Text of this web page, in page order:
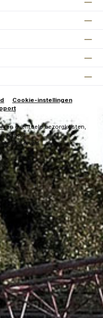
Cookie-instellingen
en eventuele bezorgkosten,
vermeld.
Reserved.